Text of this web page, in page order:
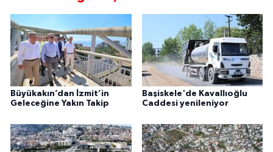
Büyükakın’dan İzmit’in
Geleceğine Yakın Takip
Başiskele'de Kavallıoğlu
Caddesi yenileniyor